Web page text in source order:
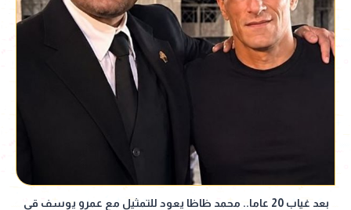
بعد غياب 20 عاما.. محمد ظاظا يعود للتمثيل مع عمرو يوسف قي